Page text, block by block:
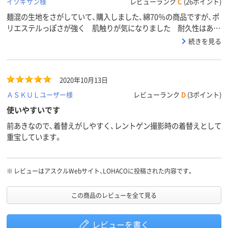
麺混の生地をさがしていて、購入しました、綿70％の商品ですが、ポ
リエステルっぽさが強く 肌触りが気になりました 耐久性はあり
続きを見る
2020年10月13日
ＡＳＫＵＬユーザー様
レビューランク D (3ポイント)
使いやすいです
前あきなので、着替えがしやすく、レントゲン撮影時の着替えとして
重宝しています。
※ レビューはアスクルWebサイト、LOHACOに投稿された内容です。
この商品のレビューを全て見る
レビューを書く